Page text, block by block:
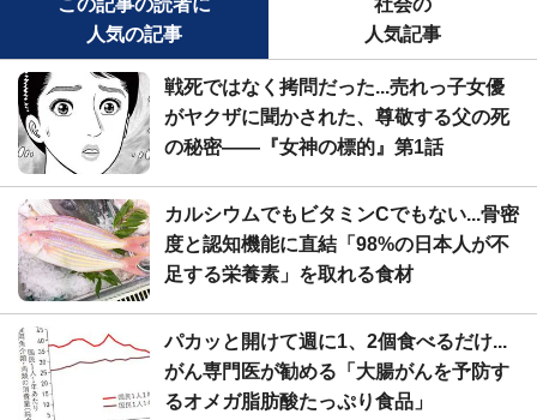
人気の記事
人気記事
戦死ではなく拷問だった...売れっ子女優
がヤクザに聞かされた、尊敬する父の死
の秘密――『女神の標的』第1話
カルシウムでもビタミンCでもない...骨密
度と認知機能に直結「98%の日本人が不
足する栄養素」を取れる食材
パカッと開けて週に1、2個食べるだけ...
がん専門医が勧める「大腸がんを予防す
るオメガ脂肪酸たっぷり食品」